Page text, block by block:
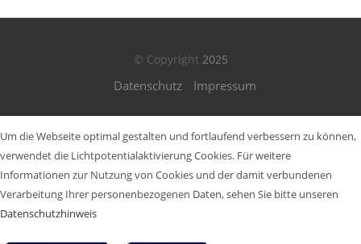
© Copyright 2025
Datenschutz Impressum
Um die Webseite optimal gestalten und fortlaufend verbessern zu können,
verwendet die Lichtpotentialaktivierung Cookies. Für weitere
Informationen zur Nutzung von Cookies und der damit verbundenen
Verarbeitung Ihrer personenbezogenen Daten, sehen Sie bitte unseren
Datenschutzhinweis